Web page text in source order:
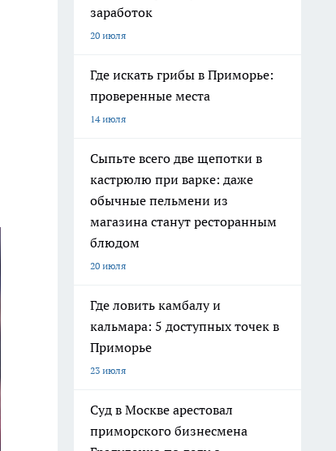
заработок
20 июля
Где искать грибы в Приморье:
проверенные места
14 июля
Сыпьте всего две щепотки в
кастрюлю при варке: даже
обычные пельмени из
магазина станут ресторанным
блюдом
20 июля
Где ловить камбалу и
кальмара: 5 доступных точек в
Приморье
23 июля
Суд в Москве арестовал
приморского бизнесмена